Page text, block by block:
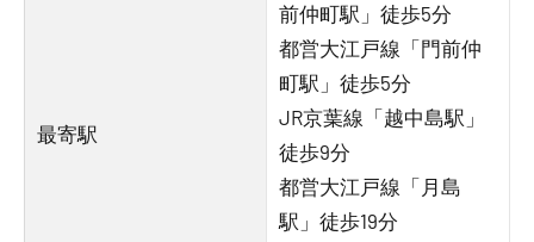
最寄駅
前仲町駅」徒歩5分
都営大江戸線「門前仲
町駅」徒歩5分
JR京葉線「越中島駅」
徒歩9分
都営大江戸線「月島
駅」徒歩19分